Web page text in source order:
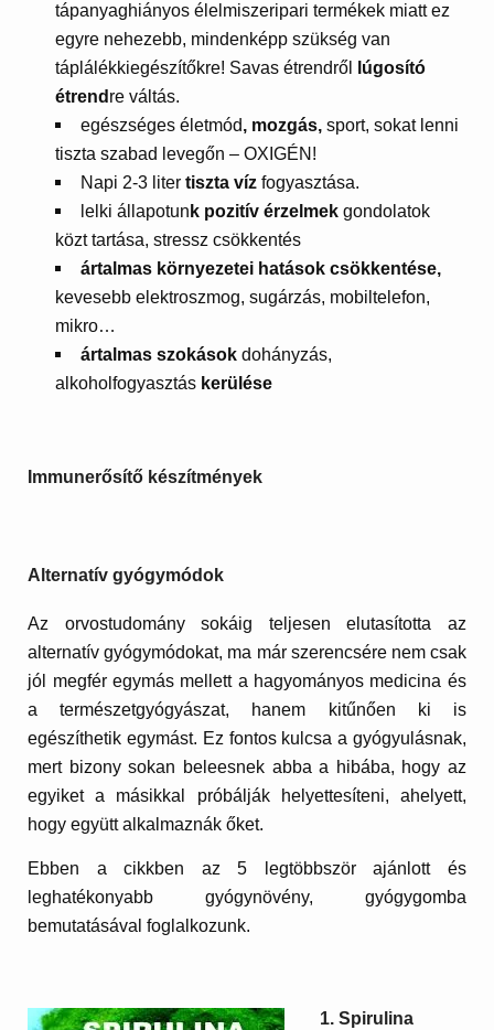
tápanyaghiányos élelmiszeripari termékek miatt ez
egyre nehezebb, mindenképp szükség van
táplálékkiegészítőkre! Savas étrendről
lúgosító
étrend re váltás.
egészséges életmód, mozgás, sport, sokat lenni
tiszta szabad levegőn – OXIGÉN!
Napi 2-3 litertiszta víz fogyasztása.
lelki állapotun k pozitív érzelmek gondolatok
közt tartása, stressz csökkentés
ártalmas környezetei hatások csökkentése,
kevesebb elektroszmog, sugárzás, mobiltelefon,
mikro…
ártalmas szokások dohányzás,
alkoholfogyasztás kerülése
Immunerősítő készítmények
Alternatív gyógymódok
Az orvostudomány sokáig teljesen elutasította az
alternatív gyógymódokat, ma már szerencsére nem csak
jól megfér egymás mellett a hagyományos medicina és
a természetgyógyászat, hanem kitűnően ki is
egészíthetik egymást. Ez fontos kulcsa a gyógyulásnak,
mert bizony sokan beleesnek abba a hibába, hogy az
egyiket a másikkal próbálják helyettesíteni, ahelyett,
hogy együtt alkalmaznák őket.
Ebben a cikkben az 5 legtöbbször ajánlott és
leghatékonyabb gyógynövény, gyógygomba
bemutatásával foglalkozunk.
1. Spirulina